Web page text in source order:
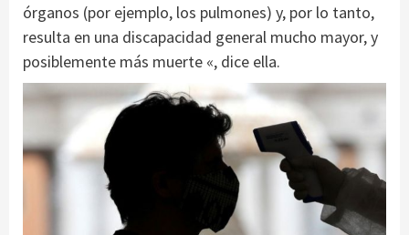
órganos (por ejemplo, los pulmones) y, por lo tanto,
resulta en una discapacidad general mucho mayor, y
posiblemente más muerte «, dice ella.